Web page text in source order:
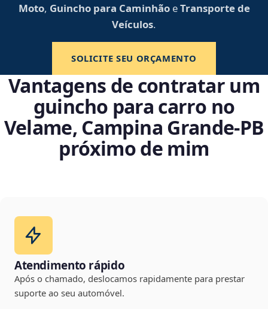
Moto, Guincho para CaminhãoeTransporte de
Veículos.
SOLICITE SEU ORÇAMENTO
Vantagens de contratar um
guincho para carro no
Velame, Campina Grande‑PB
próximo de mim
Atendimento rápido
Após o chamado, deslocamos rapidamente para prestar
suporte ao seu automóvel.